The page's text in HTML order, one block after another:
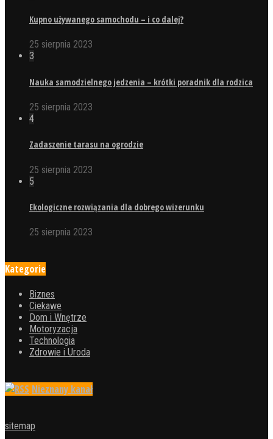
Kupno używanego samochodu – i co dalej?
25 sierpnia 2023
3
Nauka samodzielnego jedzenia – krótki poradnik dla rodzica
25 sierpnia 2023
4
Zadaszenie tarasu na ogrodzie
25 sierpnia 2023
5
Ekologiczne rozwiązania dla dobrego wizerunku
25 sierpnia 2023
Kategorie
Biznes
Ciekawe
Dom i Wnętrze
Motoryzacja
Technologia
Zdrowie i Uroda
Nieznany kanał
sitemap